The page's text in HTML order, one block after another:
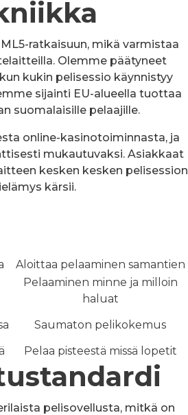
ratkaisuun, mikä varmistaa
Olemme päätyneet
kukin pelisessio käynnistyy
sijainti EU-alueella tuottaa
suomalaisille pelaajille.
online-kasinotoiminnasta, ja
mukautuvaksi. Asiakkaat
kesken kesken pelisession
kärsii.
Aloittaa pelaaminen samantien
Pelaaminen minne ja milloin
haluat
Saumaton pelikokemus
Pelaa pisteestä missä lopetit
pelisovellusta, mitkä on